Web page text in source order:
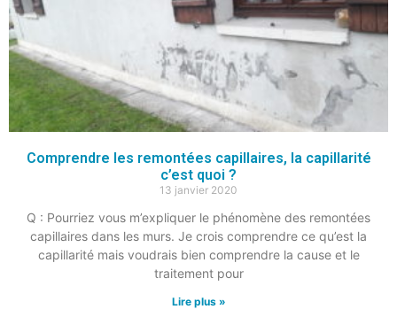
Comprendre les remontées capillaires, la capillarité
c’est quoi ?
13 janvier 2020
Q : Pourriez vous m’expliquer le phénomène des remontées
capillaires dans les murs. Je crois comprendre ce qu’est la
capillarité mais voudrais bien comprendre la cause et le
traitement pour
Lire plus »